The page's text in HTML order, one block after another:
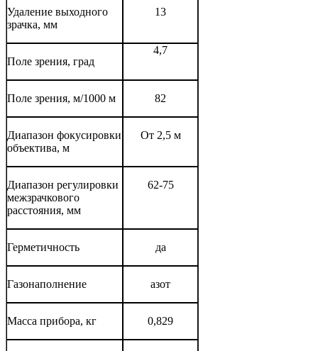
Удаление выходного
зрачка, мм
13
Поле зрения, град
4,7
Поле зрения, м/1000 м 82
Диапазон фокусировки
объектива, м
От 2,5 м
Диапазон регулировки
межзрачкового
расстояния, мм
62-75
Герметичность да
Газонаполнение азот
Масса прибора, кг 0,829